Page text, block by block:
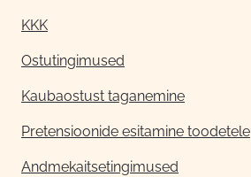
KKK
Ostutingimused
Kaubaostust taganemine
Pretensioonide esitamine toodetele
Andmekaitsetingimused